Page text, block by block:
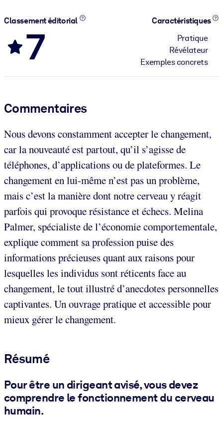
Classement éditorial
7
Caractéristiques
Pratique
Révélateur
Exemples concrets
Commentaires
Nous devons constamment accepter le changement,
car la nouveauté est partout, qu’il s’agisse de
téléphones, d’applications ou de plateformes. Le
changement en lui-même n’est pas un problème,
mais c’est la manière dont notre cerveau y réagit
parfois qui provoque résistance et échecs. Melina
Palmer, spécialiste de l’économie comportementale,
explique comment sa profession puise des
informations précieuses quant aux raisons pour
lesquelles les individus sont réticents face au
changement, le tout illustré d’anecdotes personnelles
captivantes. Un ouvrage pratique et accessible pour
mieux gérer le changement.
Résumé
Pour être un dirigeant avisé, vous devez
comprendre le fonctionnement du cerveau
humain.